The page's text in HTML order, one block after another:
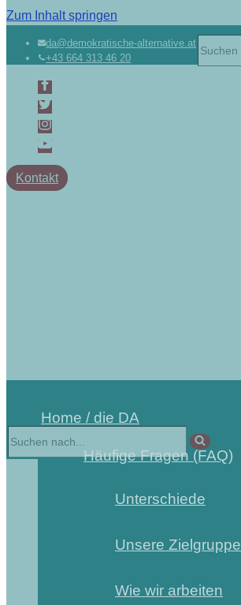
Zum Inhalt springen
da@demokratische-alternative.at
+43 664 313 46 20
Kontakt
Home / die DA
Häufige Fragen (FAQ)
Unterschiede
Unsere Zielgruppe
Wie wir arbeiten